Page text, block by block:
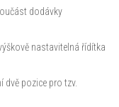
dodávky
nastavitelná řídítka
dvě pozice pro tzv.